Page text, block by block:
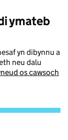
ymateb
yn dibynnu a
neu dalu
os cawsoch